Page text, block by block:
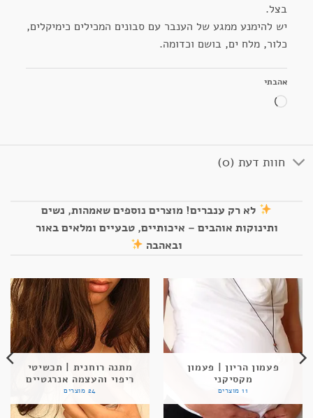
בצל.
יש להימנע ממגע של הענבר עם סבונים המכילים כימיקלים,
כלור, מלח ים, בושם וכדומה.
אהבתי
טוען...
חוות דעת (0)
לא רק ענברים! מוצרים נוספים שאמהות, נשים
ותינוקות אוהבים – איכותיים, טבעיים ומלאים באור
ובאהבה
פעמון הריון | פעמון
מקסיקני
11 מוצרים
מתנה רוחנית | תכשיטי
ריפוי והעצמה אנרגטיים
24 מוצרים